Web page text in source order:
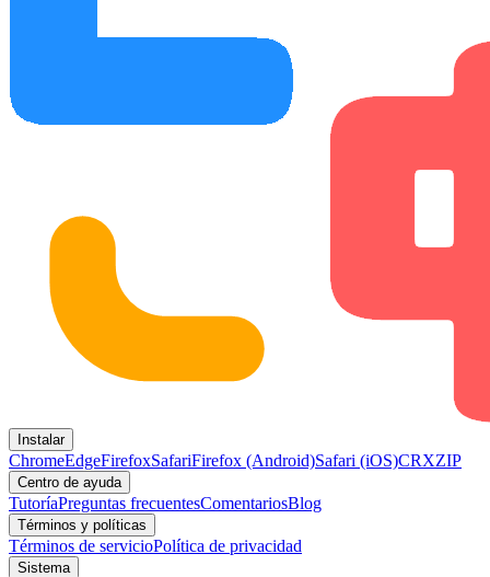
Instalar
ChromeEdgeFirefoxSafariFirefox (Android)Safari (iOS)CRXZIP
Centro de ayuda
TutoríaPreguntas frecuentesComentariosBlog
Términos y políticas
Términos de servicioPolítica de privacidad
Sistema